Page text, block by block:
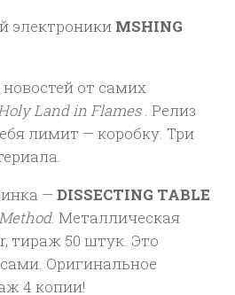
электроники MSHING
от самих
Land in Flames. Релиз
лимит — коробку. Три
—DISSECTING TABLE
. Металлическая
тираж 50 штук. Это
Оригинальное
4 копии!